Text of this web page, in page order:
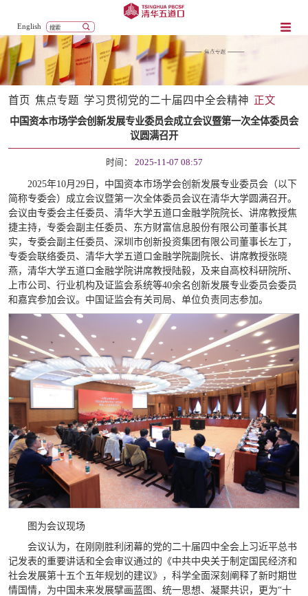
English
首页 焦点专题 学习贯彻党的二十届四中全会精神 正文
中国资本市场学会创新发展专业委员会成立会议暨第一次全体委员会
议圆满召开
时间： 2025-11-07 08:57
2025年10月29日，中国资本市场学会创新发展专业委员会（以下
简称专委会）成立会议暨第一次全体委员会议在清华大学圆满召开。
会议由专委会主任委员、清华大学五道口金融学院院长、讲席教授焦
捷主持，专委会副主任委员、东方财富信息股份有限公司董事长其
实，专委会副主任委员、深圳市创新投资集团有限公司董事长左丁，
专委会联络委员、清华大学五道口金融学院副院长、讲席教授张晓
燕，清华大学五道口金融学院讲席教授陆毅，及来自高校科研院所、
上市公司、行业机构及证监会系统等40余名创新发展专业委员会委员
和嘉宾参加会议。中国证监会有关司局、单位负责同志参加。
图为会议现场
会议认为，在刚刚胜利闭幕的党的二十届四中全会上习近平总书
记发表的重要讲话和全会审议通过的《中共中央关于制定国民经济和
社会发展第十五个五年规划的建议》，科学全面深刻阐释了新时期世
情国情，为中国未来发展擘画蓝图、统一思想、凝聚共识，更为“十